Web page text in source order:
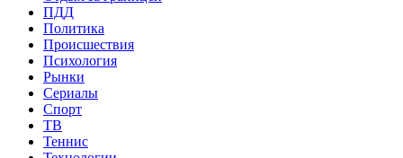
ПДД
Политика
Происшествия
Психология
Рынки
Сериалы
Спорт
ТВ
Теннис